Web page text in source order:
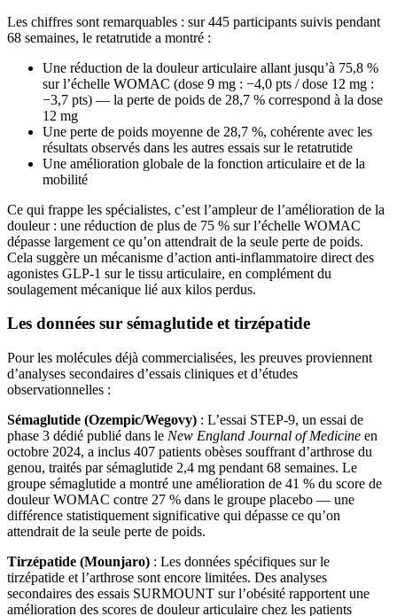
Les chiffres sont remarquables : sur 445 participants suivis pendant
68 semaines, le retatrutide a montré :
Une réduction de la douleur articulaire allant jusqu’à 75,8 %
sur l’échelle WOMAC (dose 9 mg : −4,0 pts / dose 12 mg :
−3,7 pts) — la perte de poids de 28,7 % correspond à la dose
12 mg
Une perte de poids moyenne de 28,7 %, cohérente avec les
résultats observés dans les autres essais sur le retatrutide
Une amélioration globale de la fonction articulaire et de la
mobilité
Ce qui frappe les spécialistes, c’est l’ampleur de l’amélioration de la
douleur : une réduction de plus de 75 % sur l’échelle WOMAC
dépasse largement ce qu’on attendrait de la seule perte de poids.
Cela suggère un mécanisme d’action anti-inflammatoire direct des
agonistes GLP-1 sur le tissu articulaire, en complément du
soulagement mécanique lié aux kilos perdus.
Les données sur sémaglutide et tirzépatide
Pour les molécules déjà commercialisées, les preuves proviennent
d’analyses secondaires d’essais cliniques et d’études
observationnelles :
Sémaglutide (Ozempic/Wegovy) : L’essai STEP-9, un essai de
phase 3 dédié publié dans le New England Journal of Medicine en
octobre 2024, a inclus 407 patients obèses souffrant d’arthrose du
genou, traités par sémaglutide 2,4 mg pendant 68 semaines. Le
groupe sémaglutide a montré une amélioration de 41 % du score de
douleur WOMAC contre 27 % dans le groupe placebo — une
différence statistiquement significative qui dépasse ce qu’on
attendrait de la seule perte de poids.
Tirzépatide (Mounjaro) : Les données spécifiques sur le
tirzépatide et l’arthrose sont encore limitées. Des analyses
secondaires des essais SURMOUNT sur l’obésité rapportent une
amélioration des scores de douleur articulaire chez les patients